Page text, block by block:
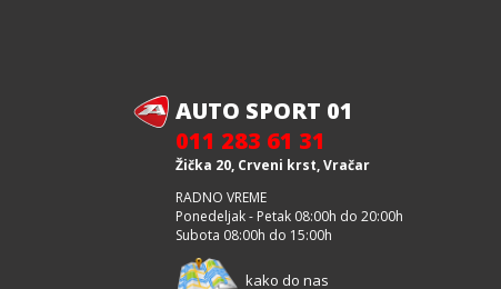
AUTO SPORT 01
011 283 61 31
Žička 20, Crveni krst, Vračar
RADNO VREME
Ponedeljak - Petak 08:00h do 20:00h
Subota 08:00h do 15:00h
kako do nas